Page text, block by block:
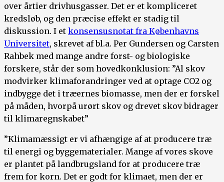
over årtier drivhusgasser. Det er et kompliceret
kredsløb, og den præcise effekt er stadig til
diskussion. I et konsensusnotat fra Københavns
Universitet, skrevet af bl.a. Per Gundersen og Carsten
Rahbek med mange andre forst- og biologiske
forskere, står der som hovedkonklusion: ”Al skov
modvirker klimaforandringer ved at optage CO2 og
indbygge det i træernes biomasse, men der er forskel
på måden, hvorpå urørt skov og drevet skov bidrager
til klimaregnskabet”
”Klimamæssigt er vi afhængige af at producere træ
til energi og byggematerialer. Mange af vores skove
er plantet på landbrugsland for at producere træ
frem for korn. Det er godt for klimaet, men der er